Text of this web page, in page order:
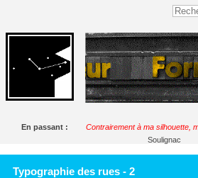
En passant :
Contrairement à ma silhouette,
Soulignac
Typographie des rues - 2